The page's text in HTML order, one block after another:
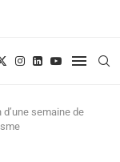
d’une semaine de